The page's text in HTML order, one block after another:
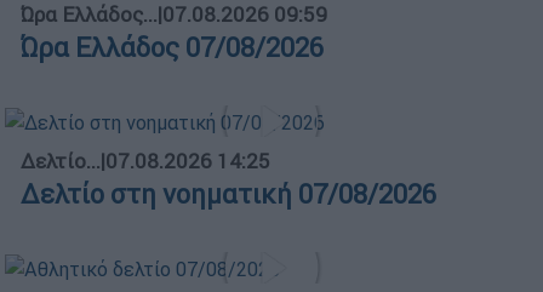
Ώρα Ελλάδος...|07.08.2026 09:59
Ώρα Ελλάδος 07/08/2026
Δελτίο...|07.08.2026 14:25
Δελτίο στη νοηματική 07/08/2026